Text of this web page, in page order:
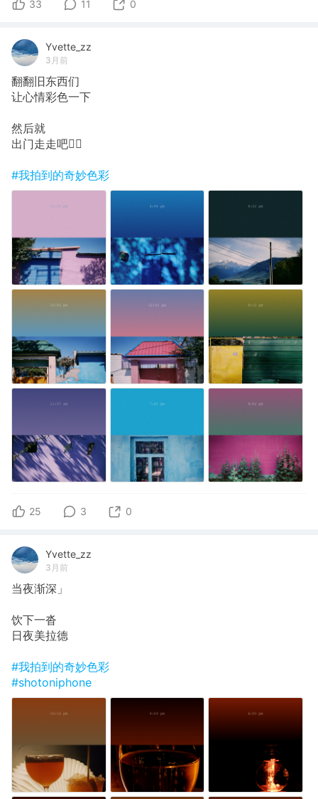
33 11 0
Yvette_zz
3月前
翻翻旧东西们
让心情彩色一下
然后就
出门走走吧🚶‍♀️
#我拍到的奇妙色彩
25 3 0
Yvette_zz
3月前
当夜渐深」
饮下一沓
日夜美拉德
#我拍到的奇妙色彩
#shotoniphone